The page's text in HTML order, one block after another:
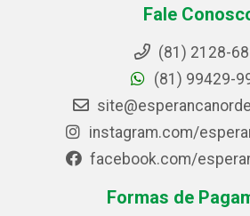
Fale
(81) 2128-
(81) 99429-
instagram.com/
facebook.com/
Formas de